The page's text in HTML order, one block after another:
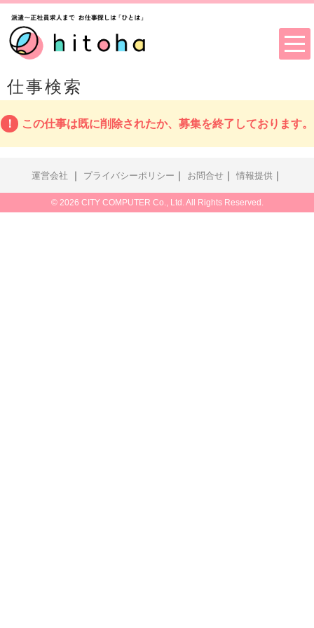
仕事検索
この仕事は既に削除されたか、募集を終了しております。
運営会社 ｜ プライバシーポリシー ｜ お問合せ ｜ 情報提供 ｜
© 2026 CITY COMPUTER Co., Ltd. All Rights Reserved.